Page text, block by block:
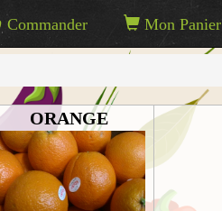
Commander Mon Panier
ORANGE